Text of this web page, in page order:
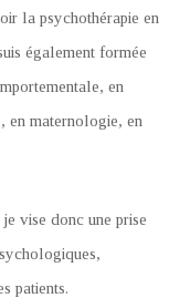
la psychothérapie en
également formée
en
en maternologie, en
vise donc une prise
patients.